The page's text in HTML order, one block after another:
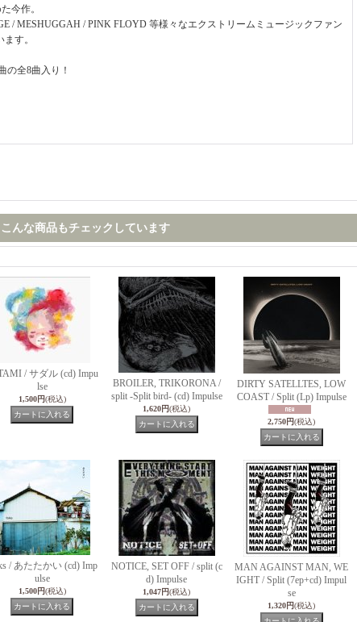
今作。
/ MESHUGGAH / PINK FLOYD 等様々なエクストリームミュージックファン
す。
の全8曲入り！
んな商品もチェックしています
/ サダル (cd) Impu
lse
1,500円(税込)
BROILER, TRIKORONA /
split -Split bird- (cd) Impulse
1,620円(税込)
DIRTY SATELLTES, LOW
COAST / Split (Lp) Impulse
2,750円(税込)
/ あたたかい (cd) Imp
ulse
1,500円(税込)
NOTICE, SET OFF / split (c
d) Impulse
1,047円(税込)
MAN AGAINST MAN, WE
IGHT / Split (7ep+cd) Impul
se
1,320円(税込)